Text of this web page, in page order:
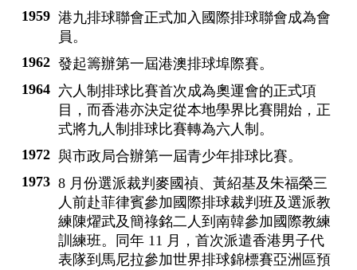
1959 港九排球聯會正式加入國際排球聯會成為會
員。
1962 發起籌辦第一屆港澳排球埠際賽。
1964 六人制排球比賽首次成為奧運會的正式項
目，而香港亦決定從本地學界比賽開始，正
式將九人制排球比賽轉為六人制。
1972 與市政局合辦第一屆青少年排球比賽。
1973 8 月份選派裁判麥國禎、黃紹基及朱福榮三
人前赴菲律賓參加國際排球裁判班及選派教
練陳燿武及簡祿銘二人到南韓參加國際教練
訓練班。同年 11 月，首次派遣香港男子代
表隊到馬尼拉參加世界排球錦標賽亞洲區預